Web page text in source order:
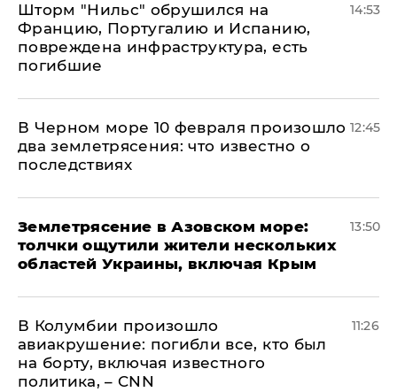
Шторм "Нильс" обрушился на
Францию, Португалию и Испанию,
повреждена инфраструктура, есть
погибшие
14:53
В Черном море 10 февраля произошло
два землетрясения: что известно о
последствиях
12:45
Землетрясение в Азовском море:
толчки ощутили жители нескольких
областей Украины, включая Крым
13:50
В Колумбии произошло
авиакрушение: погибли все, кто был
на борту, включая известного
политика, – CNN
11:26